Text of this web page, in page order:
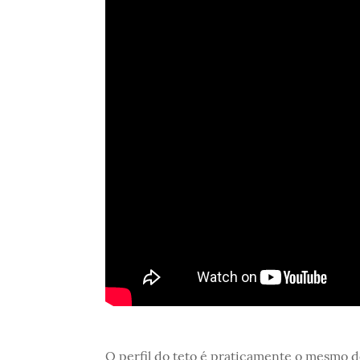
O perfil do teto é praticamente o mesmo